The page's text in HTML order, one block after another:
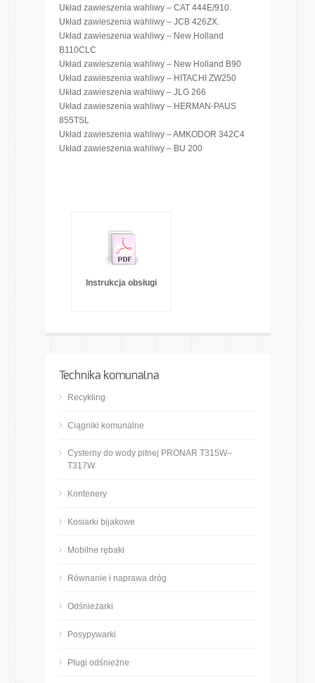
Układ zawieszenia wahliwy – CAT 444E/910.
Układ zawieszenia wahliwy – JCB 426ZX.
Układ zawieszenia wahliwy – New Holland
B110CLC
Układ zawieszenia wahliwy – New Holland B90
Układ zawieszenia wahliwy – HITACHI ZW250
Układ zawieszenia wahliwy – JLG 266
Układ zawieszenia wahliwy – HERMAN-PAUS
855TSL
Układ zawieszenia wahliwy – AMKODOR 342C4
Układ zawieszenia wahliwy – BU 200
Instrukcja obsługi
Technika komunalna
Recykling
Ciągniki komunalne
Cysterny do wody pitnej PRONAR T315W–
T317W
Kontenery
Kosiarki bijakowe
Mobilne rębaki
Równanie i naprawa dróg
Odśnieżarki
Posypywarki
Pługi odśnieżne